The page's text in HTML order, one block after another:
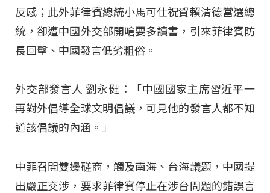
反感；此外菲律賓總統小馬可仕祝賀賴清德當選總
統，卻遭中國外交部開嗆要多讀書，引來菲律賓防
長回擊、中國發言低劣粗俗。
外交部發言人 劉永健：「中國國家主席習近平一
再對外倡導全球文明倡議，可見他的發言人都不知
道該倡議的內涵。」
中菲召開雙邊磋商，觸及南海、台海議題，中國提
出嚴正交涉，要求菲律賓停止在涉台問題的錯誤言